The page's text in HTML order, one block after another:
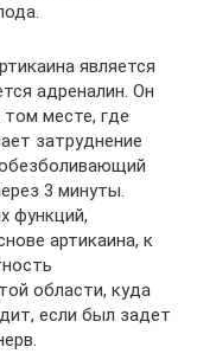
является
адреналин. Он
месте, где
затруднение
3 минуты.
функций,
артикаина, к
области, куда
если был задет